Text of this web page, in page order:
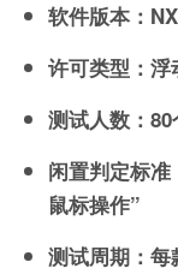
软件版本：
许可类型：浮
测试人数：
闲置判定标
鼠标操作”
测试周期：每